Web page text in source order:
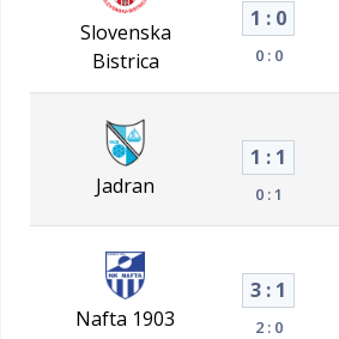
Slovenska
Bistrica
1 : 0
0 : 0
Jadran
1 : 1
0 : 1
Nafta 1903
3 : 1
2 : 0